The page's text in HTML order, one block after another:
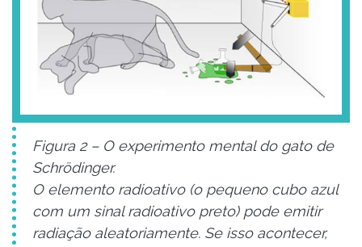
Figura 2 – O experimento mental do gato de
Schrödinger.
O elemento radioativo (o pequeno cubo azul
com um sinal radioativo preto) pode emitir
radiação aleatoriamente. Se isso acontecer,